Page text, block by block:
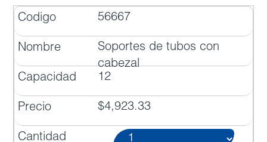
56667
Soportes de tubos con
cabezal
12
$4,923.33